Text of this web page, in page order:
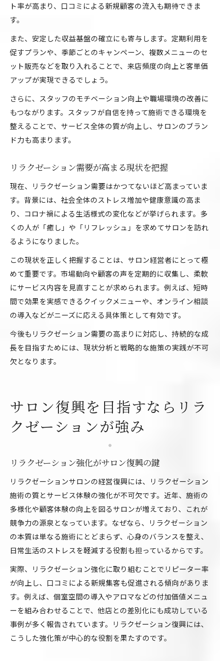
ト率が高まり、口コミによる新規顧客の流入も期待できま
す。
また、安定した収益基盤の確立にも寄与します。定期利用を
促すプランや、季節ごとのキャンペーン、複数メニューのセ
ット販売などを取り入れることで、来店頻度の向上と客単価
アップが実現できるでしょう。
さらに、スタッフのモチベーション向上や職場環境の改善に
もつながります。スタッフが自信を持って施術できる環境を
整えることで、サービス全体の質が向上し、サロンのブラン
ド力も高まります。
リラクゼーション需要が高まる現状を把握
現在、リラクゼーション需要はかつてないほど高まっていま
す。背景には、社会全体のストレス増加や健康意識の高ま
り、コロナ禍による生活様式の変化などが挙げられます。多
くの人が「癒し」や「リフレッシュ」を求めてサロンを訪れ
るようになりました。
この現状を正しく把握することは、サロン経営者にとって極
めて重要です。市場動向や顧客の声を定期的に収集し、柔軟
にサービス内容を見直すことが求められます。例えば、短時
間で効果を実感できるクイックメニューや、オンライン相談
の導入などがニーズに応える具体策として有効です。
今後もリラクゼーション需要の高まりに対応し、持続的な成
長を目指すためには、現状分析と戦略的な施策の実践が不可
欠となります。
サロン復興を目指すならリラ
クゼーションが強み
リラクゼーション強化がサロン復興の鍵
リラクゼーションサロンの経営復興には、リラクゼーション
施術の質とサービス体験の強化が不可欠です。近年、施術の
多様化や顧客体験の向上を図るサロンが増えており、これが
競争力の源泉となっています。なぜなら、リラクゼーション
の本質は単なる施術にとどまらず、心身のバランスを整え、
日常生活のストレスを軽減する役割も担っているからです。
実際、リラクゼーション強化に取り組むことでリピーター率
が向上し、口コミによる新規集客も促進される傾向がありま
す。例えば、個室空間の導入やアロマなどの付加価値メニュ
ーを組み合わせることで、他店との差別化にも成功している
事例が多く報告されています。リラクゼーション復興には、
こうした強化策が中心的な役割を果たすのです。